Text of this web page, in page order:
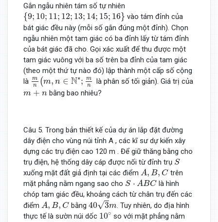
Gắn ngẫu nhiên tám số tự nhiên
{9; 10; 11; 12; 13; 14; 15; 16}
{9 10; 11; 12;13;14 15;16}
vào tám đỉnh của
bát giác đều này (mỗi số gắn đúng một đỉnh). Chọn
ngẫu nhiên một tam giác có ba đỉnh lấy từ tám đỉnh
của bát giác đã cho. Gọi xác xuất để thu được một
tam giác vuông với ba số trên ba đỉnh của tam giác
(theo một thứ tự nào đó) lập thành một cấp số cộng
là
m
n (m, n ∈ N∗; m
n
mn(m,n∈N∗;mn
là phân số tối giản). Giá trị của
m + n
m +n bằng bao nhiêu?
Câu 5. Trong bản thiết kế của dự án lắp đặt đường
dây điện cho vùng núi tỉnh A , các kĩ sư dự kiến xây
dựng các trụ điện cao 120 m . Để giữ thăng bằng cho
trụ điện, hệ thống dây cáp được nối từ đỉnh trụ S
S
xuống mặt đất giả định tại các điểm A, B, C
A B,C
trên
mặt phẳng nằm ngang sao cho S ⋅ ABC
S⋅ B C
là hình
chóp tam giác đều, khoảng cách từ chân trụ đến các
điểm A, B, C
A B,C bằng 40√3m
403m
. Tuy nhiên, do địa hình
thực tế là sườn núi dốc 10∘
10∘ so với mặt phẳng nằm